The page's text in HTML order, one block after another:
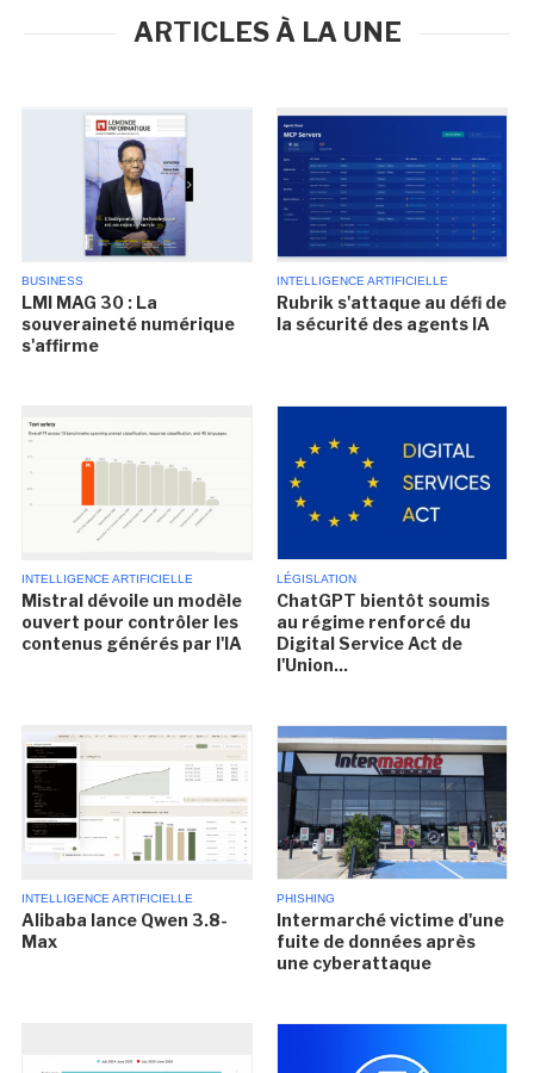
ARTICLES À LA UNE
BUSINESS
LMI MAG 30 : La
souveraineté numérique
s'affirme
INTELLIGENCE ARTIFICIELLE
Rubrik s'attaque au défi de
la sécurité des agents IA
INTELLIGENCE ARTIFICIELLE
Mistral dévoile un modèle
ouvert pour contrôler les
contenus générés par l'IA
LÉGISLATION
ChatGPT bientôt soumis
au régime renforcé du
Digital Service Act de
l'Union...
INTELLIGENCE ARTIFICIELLE
Alibaba lance Qwen 3.8-
Max
PHISHING
Intermarché victime d'une
fuite de données après
une cyberattaque